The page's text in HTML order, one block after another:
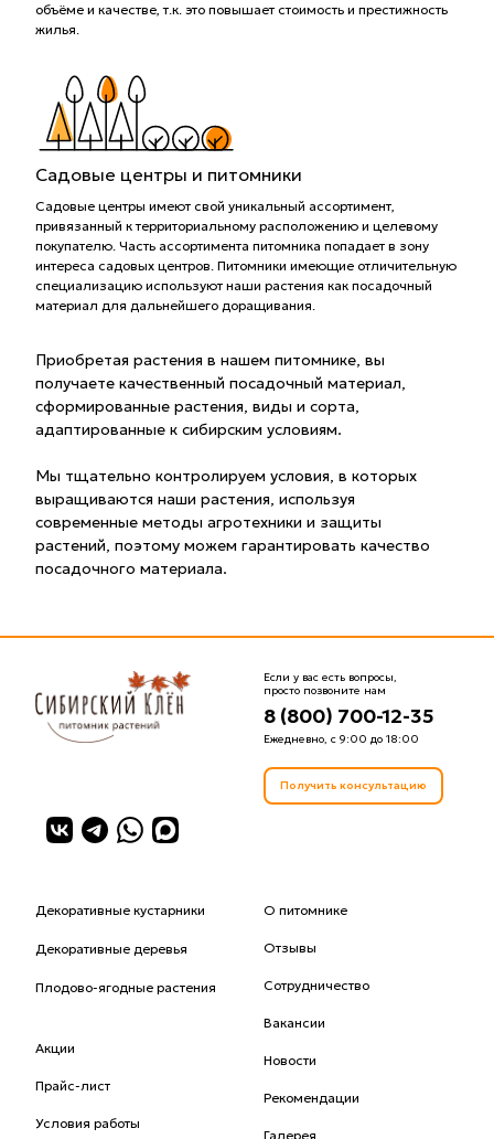
объёме и качестве, т.к. это повышает стоимость и престижность
жилья.
Садовые центры и питомники
Садовые центры имеют свой уникальный ассортимент,
привязанный к территориальному расположению и целевому
покупателю. Часть ассортимента питомника попадает в зону
интереса садовых центров. Питомники имеющие отличительную
специализацию используют наши растения как посадочный
материал для дальнейшего доращивания.
Приобретая растения в нашем питомнике, вы
получаете качественный посадочный материал,
сформированные растения, виды и сорта,
адаптированные к сибирским условиям.
Мы тщательно контролируем условия, в которых
выращиваются наши растения, используя
современные методы агротехники и защиты
растений, поэтому можем гарантировать качество
посадочного материала.
Если у вас есть вопросы,
просто позвоните нам
8 (800) 700-12-35
Ежедневно, с 9:00 до 18:00
Получить консультацию
Декоративные кустарники
Декоративные деревья
Плодово-ягодные растения
Акции
Прайс-лист
Условия работы
О питомнике
Отзывы
Сотрудничество
Вакансии
Новости
Рекомендации
Галерея